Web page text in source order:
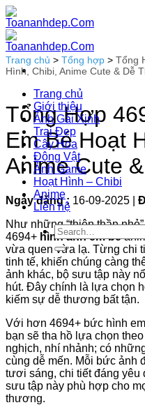
Bỏ
qua
nội
dung
Trang chủ
Giới thiệu
Ảnh Gái Xinh
Trai Đẹp
Cây Hoa
Động Vật
Ảnh Game
Hoạt Hình – Chibi
Anime
Liên hệ
Trang chủ > Tổng hợp > Tổng
Hình, Chibi, Anime Cute & Dễ
Tổng Hợp
Em Bé Hoạt
Anime Cute
Ngày đăng : 16-09-2025
Như những “thiên thần
4694+ hình ảnh em bé
vừa quen vừa lạ. Từng chi
tinh tế, khiến chúng càng
ảnh khác, bộ sưu tập này
hút. Đây chính là lựa chọn
kiếm sự dễ thương bất tận.
Với hơn 4694+ bức hình
bạn sẽ tha hồ lựa chọn
nghịch, nhí nhảnh; có
cùng dễ mến. Mỗi bức ảnh
tươi sáng, chi tiết đáng yêu
sưu tập này phù hợp cho
thương.